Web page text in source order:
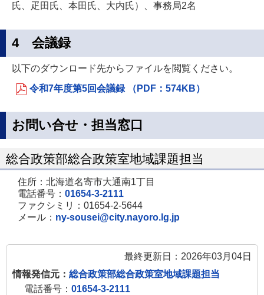
氏、疋田氏、本田氏、大内氏）、事務局2名
4 会議録
以下のダウンロード先からファイルを閲覧ください。
令和7年度第5回会議録 （PDF：574KB）
お問い合せ・担当窓口
総合政策部総合政策室地域課題担当
住所：北海道名寄市大通南1丁目
電話番号： 01654-3-2111
ファクシミリ：01654-2-5644
メール： ny-sousei@city.nayoro.lg.jp
最終更新日：2026年03月04日
情報発信元： 総合政策部総合政策室地域課題担当
電話番号： 01654-3-2111